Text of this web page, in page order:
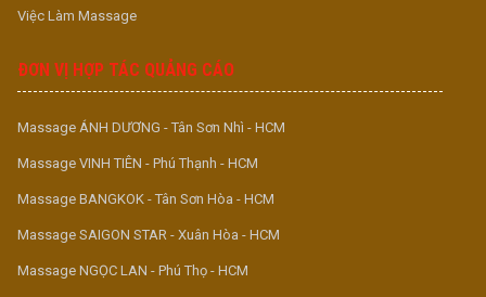
Việc Làm Massage
ĐƠN VỊ HỢP TÁC QUẢNG CÁO
Massage ÁNH DƯƠNG - Tân Sơn Nhì - HCM
Massage VINH TIÊN - Phú Thạnh - HCM
Massage BANGKOK - Tân Sơn Hòa - HCM
Massage SAIGON STAR - Xuân Hòa - HCM
Massage NGỌC LAN - Phú Thọ - HCM